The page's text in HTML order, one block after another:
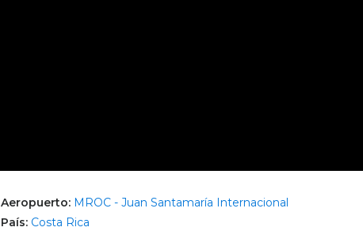
Aeropuerto: MROC - Juan Santamaría Internacional
País: Costa Rica